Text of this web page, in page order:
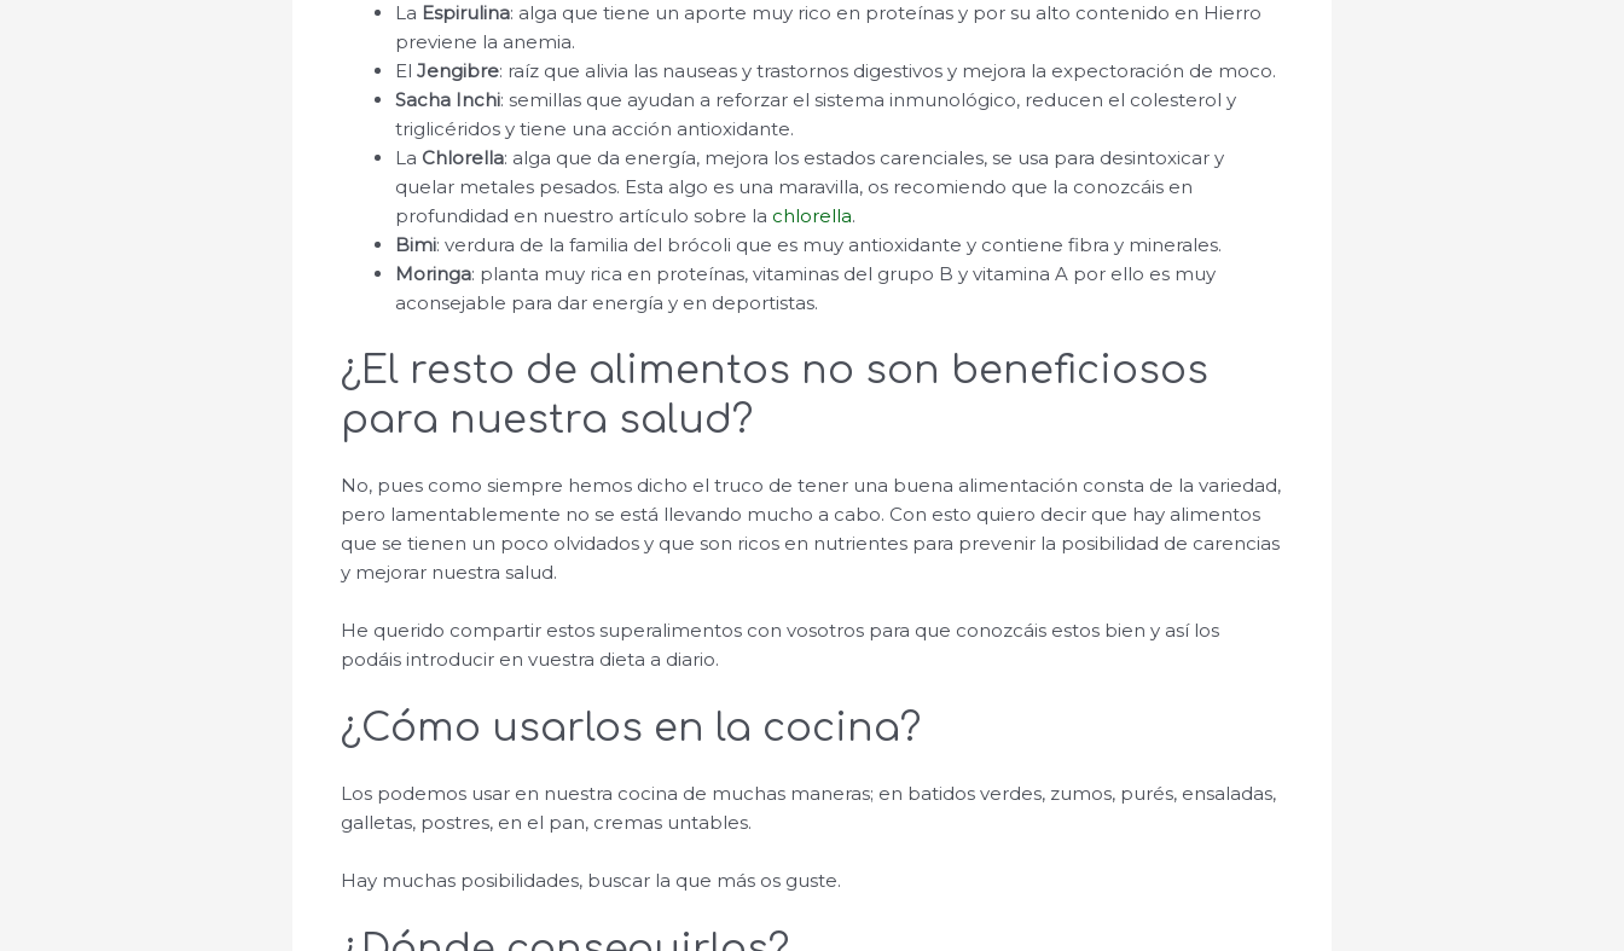
La Espirulina: alga que tiene un aporte muy rico en proteínas y por su alto contenido en Hierro
previene la anemia.
ElJengibre: raíz que alivia las nauseas y trastornos digestivos y mejora la expectoración de moco.
Sacha Inchi: semillas que ayudan a reforzar el sistema inmunológico, reducen el colesterol y
triglicéridos y tiene una acción antioxidante.
La Chlorella: alga que da energía, mejora los estados carenciales, se usa para desintoxicar y
quelar metales pesados. Esta algo es una maravilla, os recomiendo que la conozcáis en
profundidad en nuestro artículo sobre la chlorella.
Bimi: verdura de la familia del brócoli que es muy antioxidante y contiene fibra y minerales.
Moringa: planta muy rica en proteínas, vitaminas del grupo B y vitamina A por ello es muy
aconsejable para dar energía y en deportistas.
¿El resto de alimentos no son beneficiosos
para nuestra salud?
No, pues como siempre hemos dicho el truco de tener una buena alimentación consta de la variedad,
pero lamentablemente no se está llevando mucho a cabo. Con esto quiero decir que hay alimentos
que se tienen un poco olvidados y que son ricos en nutrientes para prevenir la posibilidad de carencias
y mejorar nuestra salud.
He querido compartir estos superalimentos con vosotros para que conozcáis estos bien y así los
podáis introducir en vuestra dieta a diario.
¿Cómo usarlos en la cocina?
Los podemos usar en nuestra cocina de muchas maneras; en batidos verdes, zumos, purés, ensaladas,
galletas, postres, en el pan, cremas untables.
Hay muchas posibilidades, buscar la que más os guste.